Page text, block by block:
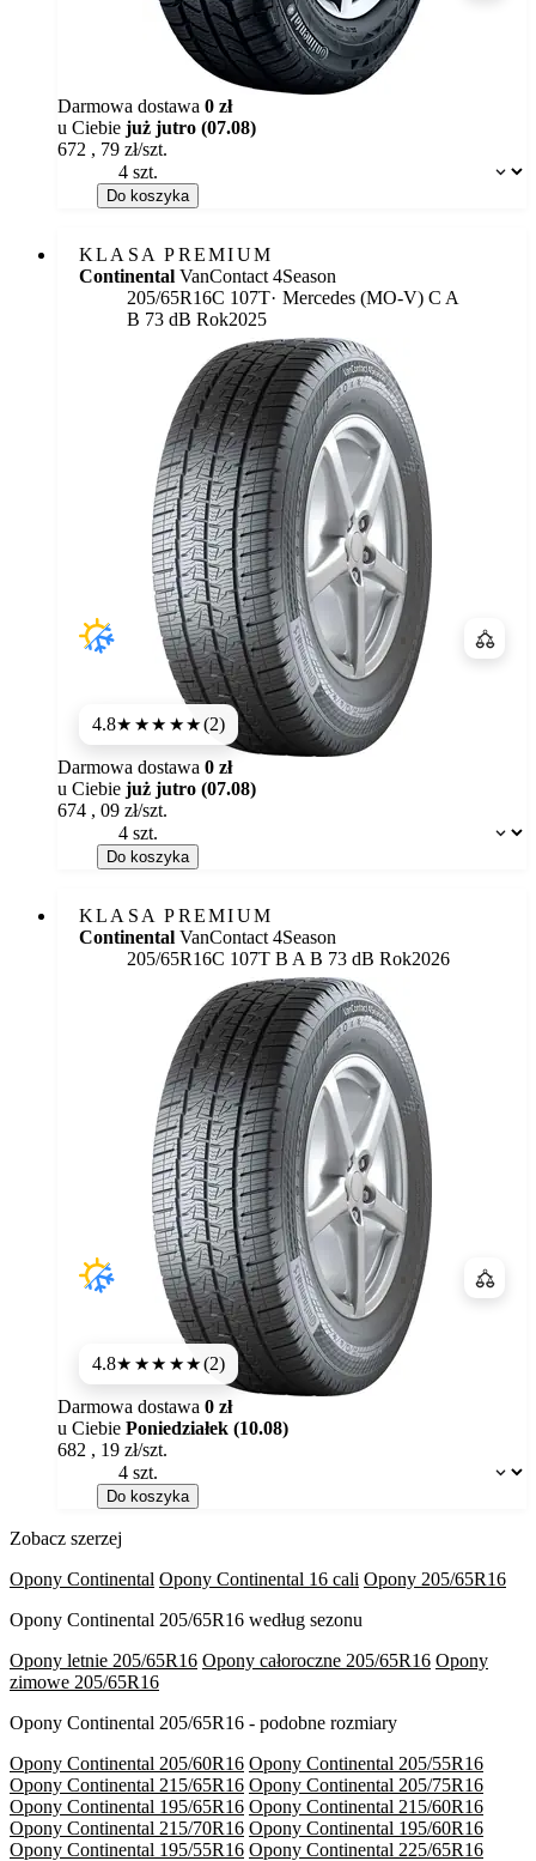
Dostępność:
Darmowa dostawa 0 zł
u Ciebie już jutro (07.08)
672 , 79 zł/szt.
Do koszyka
KLASA PREMIUM
Continental VanContact 4Season
205/65R16C 107T Mercedes (MO-V) Etykieta:
C A
B 73 dB Rok2025
4.8★★★★★(2)
Dostępność:
Darmowa dostawa 0 zł
u Ciebie już jutro (07.08)
674 , 09 zł/szt.
Do koszyka
KLASA PREMIUM
Continental VanContact 4Season
205/65R16C 107T Etykieta:
B A B 73 dB Rok2026
4.8★★★★★(2)
Dostępność:
Darmowa dostawa 0 zł
u Ciebie Poniedziałek (10.08)
682 , 19 zł/szt.
Do koszyka
Zobacz szerzej
Opony Continental Opony Continental 16 cali Opony 205/65R16
Opony Continental 205/65R16 według sezonu
Opony letnie 205/65R16 Opony całoroczne 205/65R16 Opony
zimowe 205/65R16
Opony Continental 205/65R16 - podobne rozmiary
Opony Continental 205/60R16 Opony Continental 205/55R16
Opony Continental 215/65R16 Opony Continental 205/75R16
Opony Continental 195/65R16 Opony Continental 215/60R16
Opony Continental 215/70R16 Opony Continental 195/60R16
Opony Continental 195/55R16 Opony Continental 225/65R16